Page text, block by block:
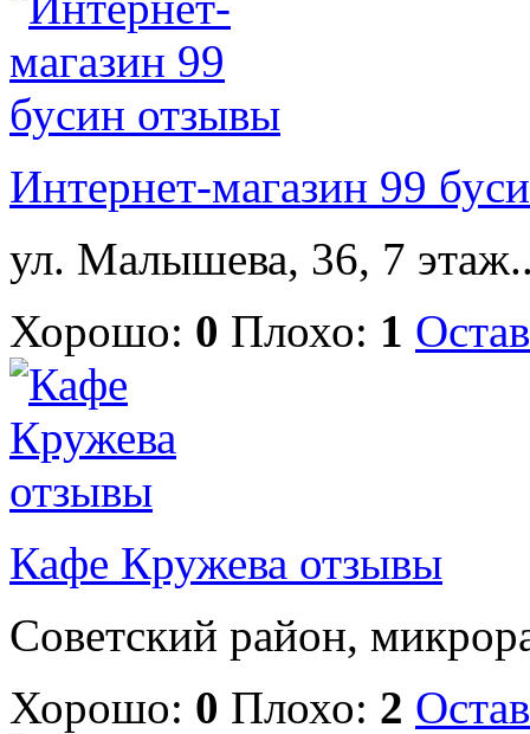
Интернет-магазин 99
ул. Малышева, 36, 7
Хорошо: 0 Плохо: 1
Кафе Кружева отзывы
Советский район,
Хорошо: 0 Плохо: 2